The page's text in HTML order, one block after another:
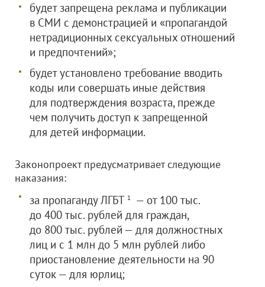
будет запрещена реклама и публикации
в СМИ с демонстрацией и «пропагандой
нетрадиционных сексуальных отношений
и предпочтений»;
будет установлено требование вводить
коды или совершать иные действия
для подтверждения возраста, прежде
чем получить доступ к запрещенной
для детей информации.
Законопроект предусматривает следующие
наказания:
за пропаганду ЛГБТ 1
— от 100 тыс.
до 400 тыс. рублей для граждан,
до 800 тыс. рублей — для должностных
лиц и с 1 млн до 5 млн рублей либо
приостановление деятельности на 90
суток — для юрлиц;